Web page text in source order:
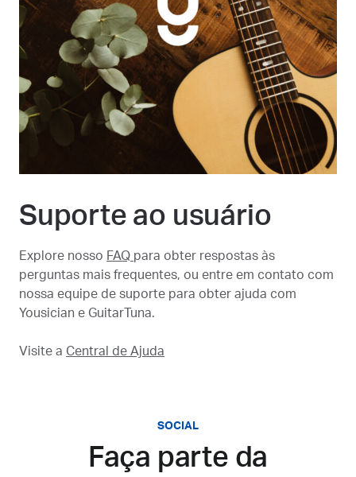
Suporte ao usuário
Explore nosso FAQ para obter respostas às
perguntas mais frequentes, ou entre em contato com
nossa equipe de suporte para obter ajuda com
Yousician e GuitarTuna.
Visite a Central de Ajuda
SOCIAL
Faça parte da